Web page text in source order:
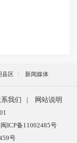
县区 新闻媒体
我们
网站说明
闽ICP备11002485号
号